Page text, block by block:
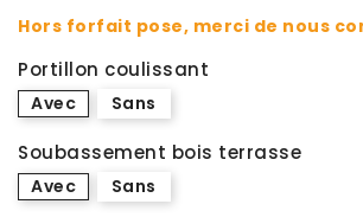
Hors forfait pose, merci de nous
Portillon coulissant
Avec Sans
Soubassement bois terrasse
Avec Sans